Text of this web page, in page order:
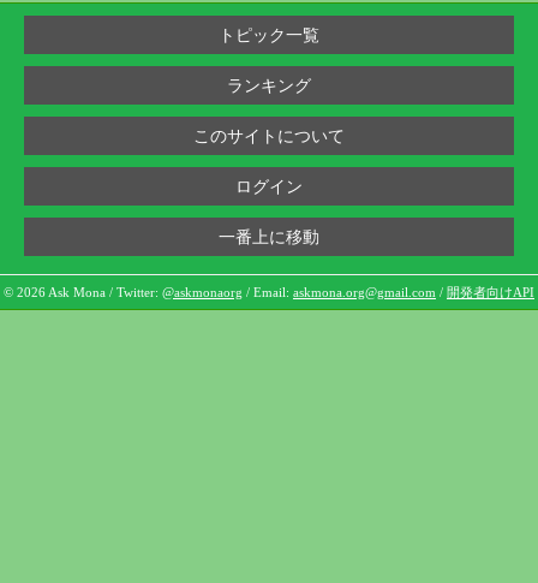
トピック一覧
ランキング
このサイトについて
ログイン
一番上に移動
© 2026 Ask Mona / Twitter: @askmonaorg / Email: askmona.org@gmail.com / 開発者向けAPI